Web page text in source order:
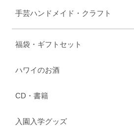
手芸ハンドメイド・クラフト
福袋・ギフトセット
ハワイのお酒
CD・書籍
入園入学グッズ